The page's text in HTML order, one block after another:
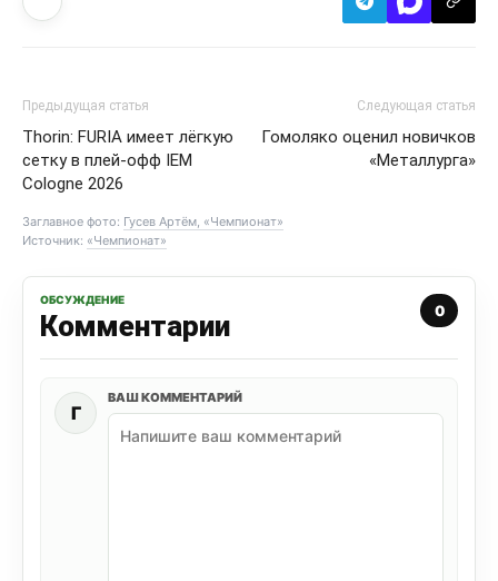
Предыдущая статья
Thorin: FURIA имеет лёгкую
сетку в плей-офф IEM
Cologne 2026
Следующая статья
Гомоляко оценил новичков
«Металлурга»
Заглавное фото: Гусев Артём, «Чемпионат»
Источник: «Чемпионат»
ОБСУЖДЕНИЕ
Комментарии 0
Г
ВАШ КОММЕНТАРИЙ